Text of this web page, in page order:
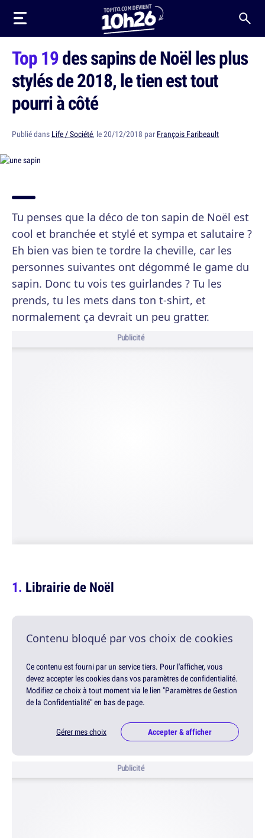
Top 19des sapins de Noël les plus
stylés de 2018, le tien est tout
pourri à côté
Publié dans Life / Société, le 20/12/2018 par François Faribeault
Tu penses que la déco de ton sapin de Noël est
cool et branchée et stylé et sympa et salutaire ?
Eh bien vas bien te tordre la cheville, car les
personnes suivantes ont dégommé le game du
sapin. Donc tu vois tes guirlandes ? Tu les
prends, tu les mets dans ton t-shirt, et
normalement ça devrait un peu gratter.
Publicité
Librairie de Noël
Contenu bloqué par vos choix de cookies
Ce contenu est fourni par un service tiers. Pour l'afficher, vous
devez accepter les cookies dans vos paramètres de confidentialité.
Modifiez ce choix à tout moment via le lien "Paramètres de Gestion
de la Confidentialité" en bas de page.
Gérer mes choix Accepter & afficher
Publicité